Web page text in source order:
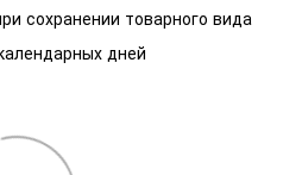
сохранении товарного вида
дней